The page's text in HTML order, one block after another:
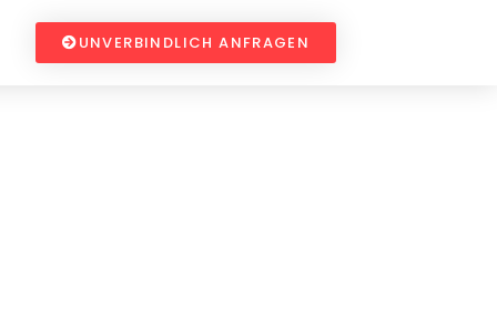
UNVERBINDLICH ANFRAGEN